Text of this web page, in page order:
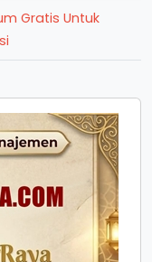
Gratis Untuk